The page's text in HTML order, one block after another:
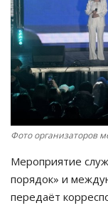
Чек-лист
РАЗВЛЕЧЕНИЯ
OFFICIAL
Курултай
Язык
Қазақша
Фото организаторов
Мероприятие
порядок» и
передаёт